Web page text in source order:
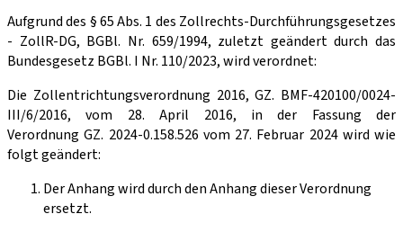
Aufgrund des § 65 Abs. 1 des Zollrechts-Durchführungsgesetzes
- ZollR-DG, BGBl. Nr. 659/1994, zuletzt geändert durch das
Bundesgesetz BGBl. I Nr. 110/2023, wird verordnet:
Die Zollentrichtungsverordnung 2016, GZ. BMF-420100/0024-
III/6/2016, vom 28. April 2016, in der Fassung der
Verordnung GZ. 2024-0.158.526 vom 27. Februar 2024 wird wie
folgt geändert:
Der Anhang wird durch den Anhang dieser Verordnung
ersetzt.